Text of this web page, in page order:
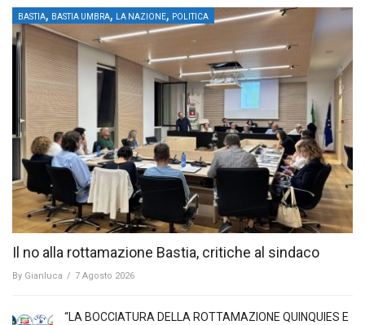
BASTIA, BASTIA UMBRA, LA NAZIONE, POLITICA
Il no alla rottamazione Bastia, critiche al sindaco
By Gianluca / 7 Agosto 2026
“LA BOCCIATURA DELLA ROTTAMAZIONE QUINQUIES E